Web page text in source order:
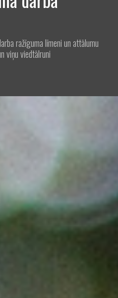
ražīguma līmeni un attālumu
viņu viedtālruni